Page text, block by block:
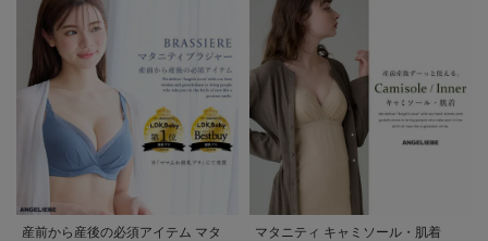
産前から産後の必須アイテム マタ
マタニティ キャミソール・肌着